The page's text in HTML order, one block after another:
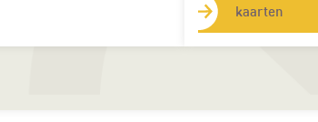
kaarten